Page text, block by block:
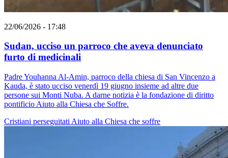
22/06/2026 - 17:48
Sudan, ucciso un parroco che aveva denunciato
furto di medicinali
Padre Youhanna Al-Amin, parroco della chiesa di San Vincenzo a
Kauda, ​​è stato ucciso venerdì 19 giugno insieme ad altre due
persone sui Monti Nuba. A darne notizia è la fondazione di diritto
pontificio Aiuto alla Chiesa che Soffre.
Cristiani perseguitati Aiuto alla Chiesa che soffre